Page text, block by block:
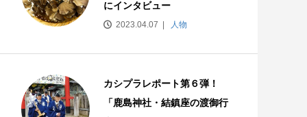
にインタビュー
2023.04.07 人物
カシプラレポート第６弾！
「鹿島神社・結鎮座の渡御行